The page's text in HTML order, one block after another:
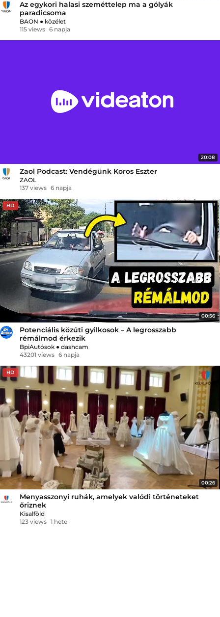
Az egykori halasi szeméttelep ma a gólyák
paradicsoma
BAON ● közélet
115 views 6 napja
20:08
Zaol Podcast: Vendégünk Koros Eszter
ZAOL
137 views 6 napja
HD
00:56
Potenciális közúti gyilkosok – A legrosszabb
rémálmod érkezik
BpiAutósok ● dashcam
43201 views 6 napja
HD
00:26
Menyasszonyi ruhák, amelyek valódi történeteket
őriznek
Kisalföld
123 views 1 hete